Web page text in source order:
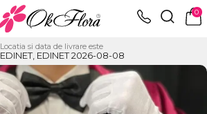
0
Locatia si data de livrare este
EDINET, EDINET 2026-08-08